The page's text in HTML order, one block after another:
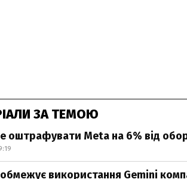
ЗА ТЕМОЮ
оштрафувати Meta на 6% від
використання Gemini